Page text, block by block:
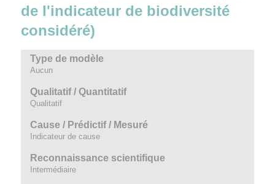
de l'indicateur de biodiversité
considéré)
Type de modèle
Aucun
Qualitatif / Quantitatif
Qualitatif
Cause / Prédictif / Mesuré
Indicateur de cause
Reconnaissance scientifique
Intermédiaire